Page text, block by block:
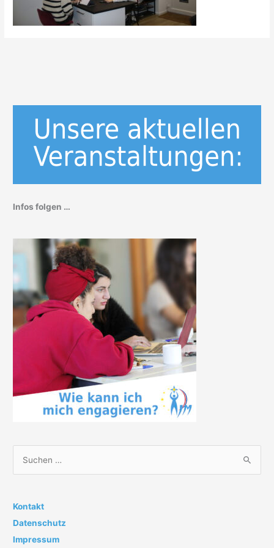
Infos folgen …
h
e
n
Kontakt
Datenschutz
Impressum